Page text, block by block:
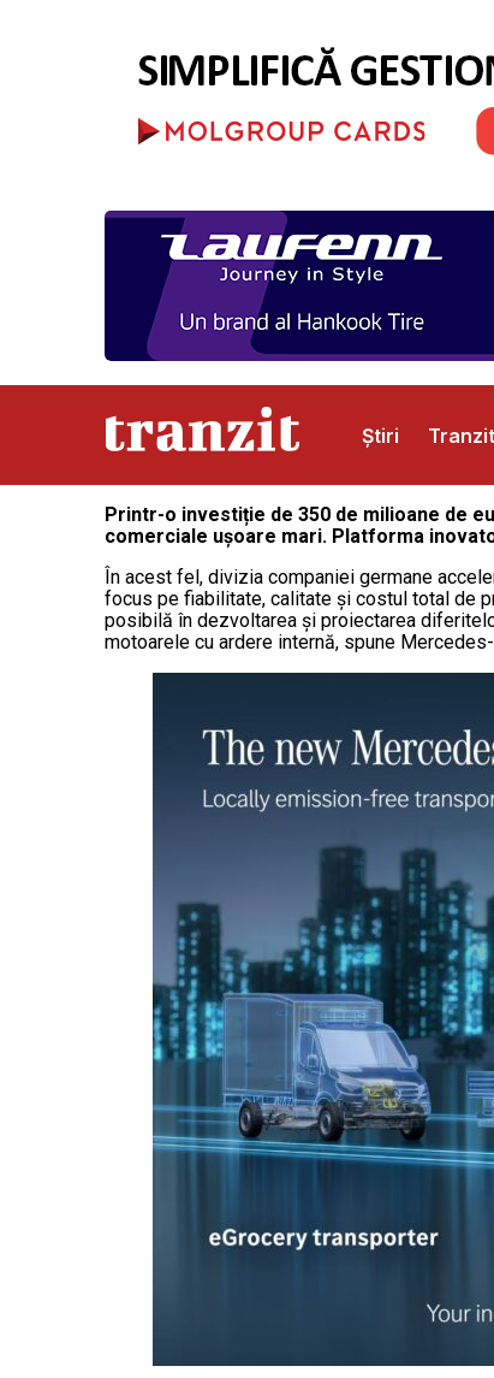
Știri Tranzit
Abonamente Publicitate
Printr-o investiție de 350 de milioane de
comerciale ușoare mari. Platforma
În acest fel, divizia companiei germane
focus pe fiabilitate, calitate și costul total de
posibilă în dezvoltarea și proiectarea
motoarele cu ardere internă, spune